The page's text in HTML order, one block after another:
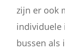
zijn er ook
individuele
bussen als